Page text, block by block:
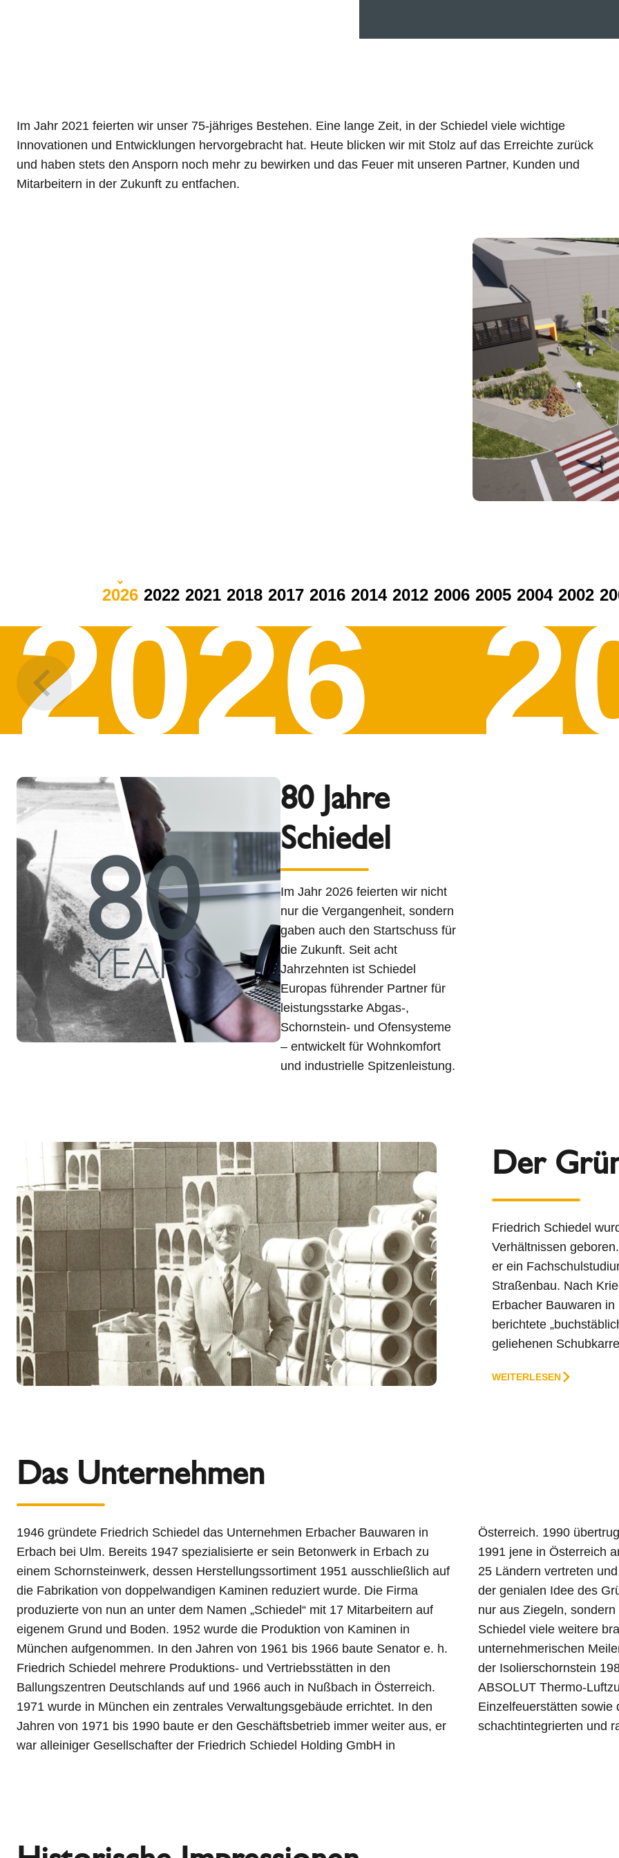
Im Jahr 2021 feierten wir unser 75-jähriges Bestehen. Eine lange Zeit, in der Schiedel viele wichtige
Innovationen und Entwicklungen hervorgebracht hat. Heute blicken wir mit Stolz auf das Erreichte zurück
und haben stets den Ansporn noch mehr zu bewirken und das Feuer mit unseren Partner, Kunden und
Mitarbeitern in der Zukunft zu entfachen.
2026
2026 2022 2021 2018 2017 2016 2014 2012 2006 2005 2004 2002
80 Jahre
Schiedel
Im Jahr 2026 feierten wir nicht
nur die Vergangenheit, sondern
gaben auch den Startschuss für
die Zukunft. Seit acht
Jahrzehnten ist Schiedel
Europas führender Partner für
leistungsstarke Abgas-,
Schornstein- und Ofensysteme
– entwickelt für Wohnkomfort
und industrielle Spitzenleistung.
Der
Friedrich Schiedel
Verhältnissen
er ein
Straßenbau. Nach
Erbacher Bauwaren
berichtete
geliehenen
WEITERLESEN
Das Unternehmen
1946 gründete Friedrich Schiedel das Unternehmen Erbacher Bauwaren in
Erbach bei Ulm. Bereits 1947 spezialisierte er sein Betonwerk in Erbach zu
einem Schornsteinwerk, dessen Herstellungssortiment 1951 ausschließlich auf
die Fabrikation von doppelwandigen Kaminen reduziert wurde. Die Firma
produzierte von nun an unter dem Namen „Schiedel“ mit 17 Mitarbeitern auf
eigenem Grund und Boden. 1952 wurde die Produktion von Kaminen in
München aufgenommen. In den Jahren von 1961 bis 1966 baute Senator e. h.
Friedrich Schiedel mehrere Produktions- und Vertriebsstätten in den
Ballungszentren Deutschlands auf und 1966 auch in Nußbach in Österreich.
1971 wurde in München ein zentrales Verwaltungsgebäude errichtet. In den
Jahren von 1971 bis 1990 baute er den Geschäftsbetrieb immer weiter aus, er
war alleiniger Gesellschafter der Friedrich Schiedel Holding GmbH in
Österreich. 1990 übertrug er die Schiedel-Firmengruppe in Deutschland und
1991 jene in Österreich an die Firma Braas GmbH. Heute ist Schiedel in über
25 Ländern vertreten und betreibt 21 Keramik- und Stahlwerke. Basierend auf
der genialen Idee des Gründers Friedrich Schiedel 1946 – Kamine nicht mehr
nur aus Ziegeln, sondern aus Leichtbeton-Blocksteinen herzustellen – schaffte
Schiedel viele weitere branchenrevolutionäre Entwicklungen. Zu unseren
unternehmerischen Meilensteinen zählen unter anderem der Rundkamin 1966,
der Isolierschornstein 1985, der universelle ABSOLUT Kamin 1999, der
ABSOLUT Thermo-Luftzug für den raumluftunabhängigen Betrieb von
Einzelfeuerstätten sowie die Kombination unseres innovativen
schachtintegrierten und